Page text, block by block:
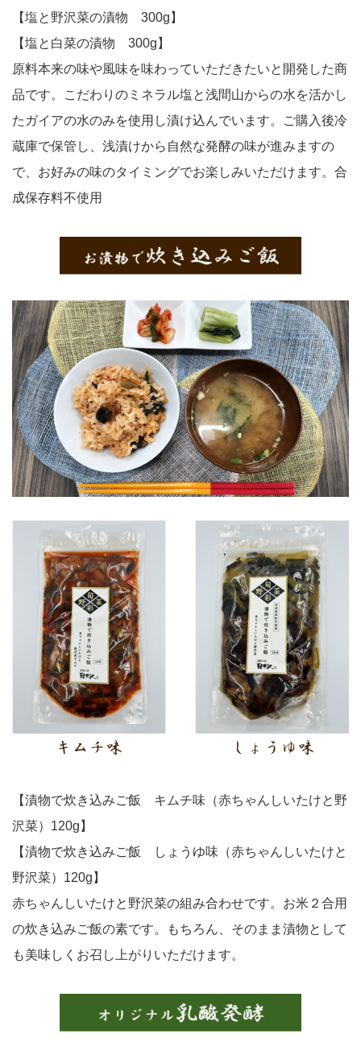
【塩と野沢菜の漬物 300g】
【塩と白菜の漬物 300g】
原料本来の味や風味を味わっていただきたいと開発した商
品です。こだわりのミネラル塩と浅間山からの水を活かし
たガイアの水のみを使用し漬け込んでいます。ご購入後冷
蔵庫で保管し、浅漬けから自然な発酵の味が進みますの
で、お好みの味のタイミングでお楽しみいただけます。合
成保存料不使用
【漬物で炊き込みご飯 キムチ味（赤ちゃんしいたけと野
沢菜）120g】
【漬物で炊き込みご飯 しょうゆ味（赤ちゃんしいたけと
野沢菜）120g】
赤ちゃんしいたけと野沢菜の組み合わせです。お米２合用
の炊き込みご飯の素です。もちろん、そのまま漬物として
も美味しくお召し上がりいただけます。